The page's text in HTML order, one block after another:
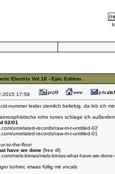
Electrix Vol.18 - Epic Edition
2015 17:59
nummer leider ziemlich beliebig. da lob ich
rohe tunes schlage ich
02/01
unrelated-records/raw-m-t-untitled-02
unrelated-records/raw-m-t-untitled-01
to-the-floor
have we done (free dl)
niels-binias/niels-binias-what-have-we-
bohrer, etwas füllig mit vocals